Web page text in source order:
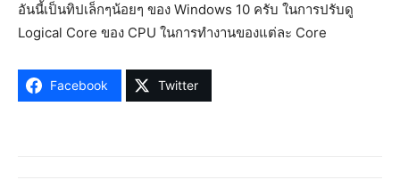
อันนี้เป็นทิปเล็กๆน้อยๆ ของ Windows 10 ครับ ในการปรับดู
Logical Core ของ CPU ในการทำงานของแต่ละ Core
Facebook Twitter